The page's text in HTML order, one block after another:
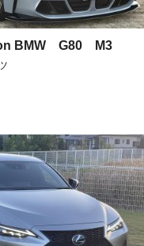
BMW G80 M3